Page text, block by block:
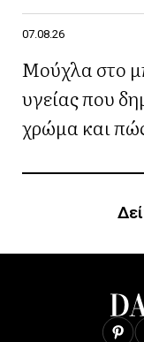
07.08.26
Μούχλα στο
υγείας που
χρώμα και